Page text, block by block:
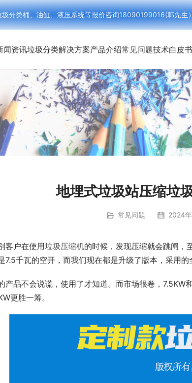
闻资讯垃圾分类解决方案产品介绍常见问题技术白皮书
地埋式垃圾站压缩垃
常见问题 2024
客户在使用垃圾压缩机的时候，发现压缩就会跳闸，
7.5千瓦的空开，而我们现在都是升级了版本，采用
产品不会说谎，使用了才知道。而市场很卷，7.5KW
更胜一筹。
分类桶、油缸、液压系统等报价咨询18090199016(韩先生）